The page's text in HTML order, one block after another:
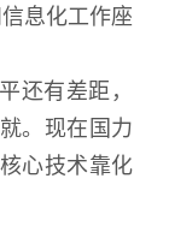
息化工作座
有差距，
。现在国力
心技术靠化